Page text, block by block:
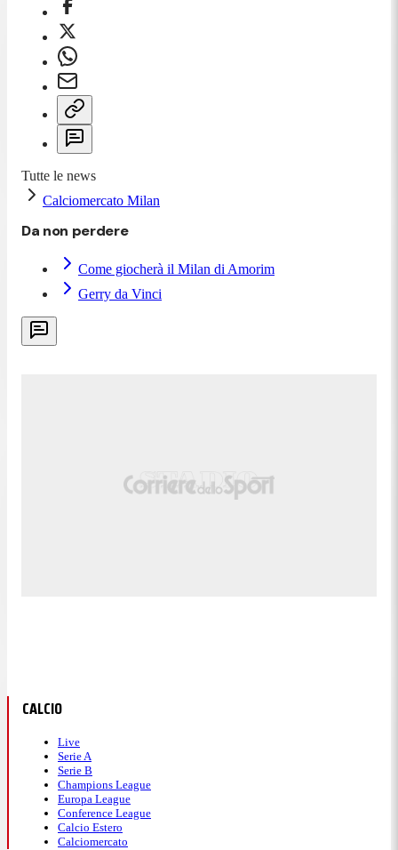
Tutte le news
Calciomercato Milan
Da non perdere
Come giocherà il Milan di Amorim
Gerry da Vinci
CALCIO
Live
Serie A
Serie B
Champions League
Europa League
Conference League
Calcio Estero
Calciomercato